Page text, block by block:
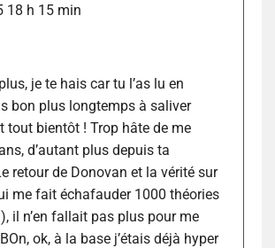
18 h 15 min
je te hais car tu l’as lu en
bon plus longtemps à saliver
tout bientôt ! Trop hâte de me
d’autant plus depuis ta
retour de Donovan et la vérité sur
me fait échafauder 1000 théories
il n’en fallait pas plus pour me
ok, à la base j’étais déjà hyper